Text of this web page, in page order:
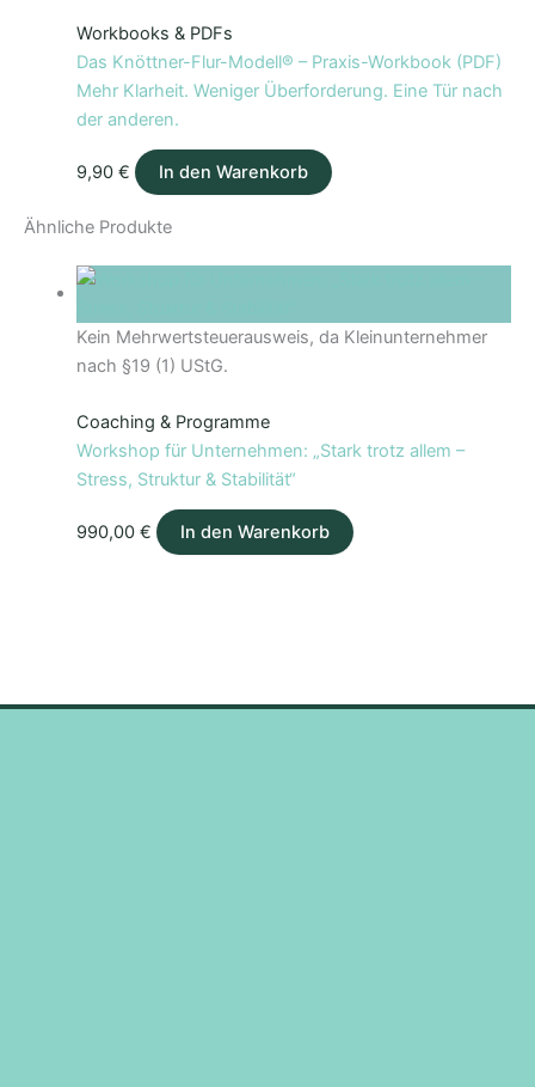
Workbooks & PDFs
Das Knöttner-Flur-Modell® – Praxis-Workbook (PDF)
Mehr Klarheit. Weniger Überforderung. Eine Tür nach
der anderen.
9,90 € In den Warenkorb
Ähnliche Produkte
Kein Mehrwertsteuerausweis, da Kleinunternehmer
nach §19 (1) UStG.
Coaching & Programme
Workshop für Unternehmen: „Stark trotz allem –
Stress, Struktur & Stabilität“
990,00 € In den Warenkorb